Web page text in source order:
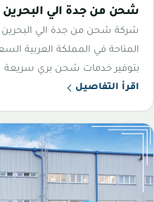
شحن من جدة الي البحرين
شركة شحن من جدة الي البحرين
المتاحة في المملكة العربية
بتوفير خدمات شحن بري سريعة
اقرأ التفاصيل